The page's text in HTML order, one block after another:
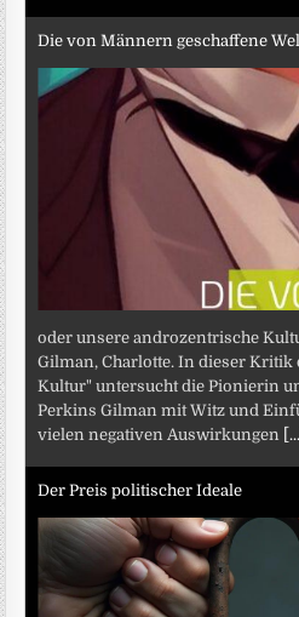
Die von Männern geschaffene
oder unsere androzentrische
Gilman, Charlotte. In dieser
Kultur" untersucht die Pionierin
Perkins Gilman mit Witz und
vielen negativen Auswirkungen
Der Preis politischer Ideale